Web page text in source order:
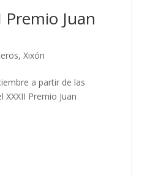
Premio Juan
,Xixón
a partir de las
Premio Juan